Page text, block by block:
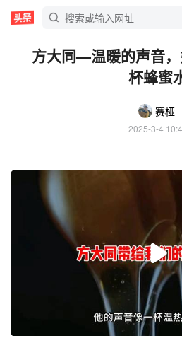
方大同—温暖的声音
杯蜂蜜
赛桠
2025-3-4